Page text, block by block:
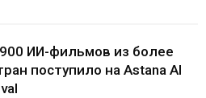
ИИ-фильмов из более
поступило на Astana AI